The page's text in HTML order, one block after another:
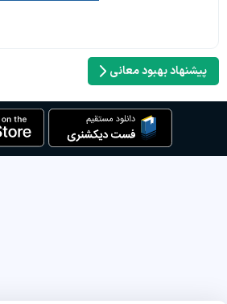
پیشنهاد بهبود معانی